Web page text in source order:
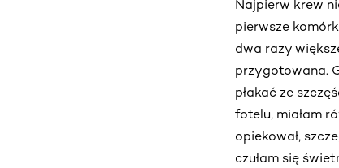
Najpierw krew
pierwsze
dwa razy
przygotowana.
płakać ze
fotelu, miałam
opiekował,
czułam się